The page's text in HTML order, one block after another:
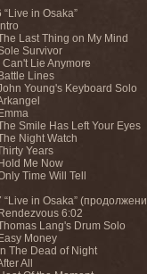
“Live in Osaka”
Last Thing on My Mind
Survivor
Can't Lie Anymore
Lines
Young's Keyboard Solo
Smile Has Left Your Eyes
Night Watch
Years
Me Now
Time Will Tell
“Live in Osaka”
6:02
Lang's Drum Solo
Money
The Dead of Night
All